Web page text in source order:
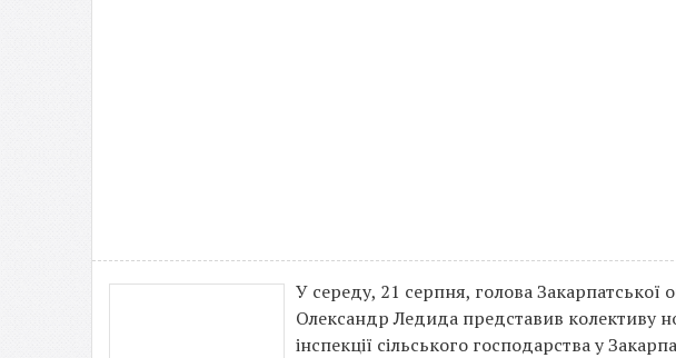
У середу, 21 серпня, голова Закарпатської
Олександр Ледида представив колективу
інспекції сільського господарства у